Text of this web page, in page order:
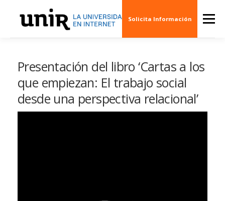
content
Menu
SOCIEDAD
Presentación del libro ‘Cartas a los
que empiezan: El trabajo social
desde una perspectiva relacional’
Solicita Información